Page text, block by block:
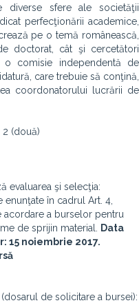
sfere ale societăţii
perfecţionării academice,
pe o temă românească,
doctorat, cât şi cercetători
o comisie independentă de
care trebuie să conţină,
coordonatorului lucrării de
2 (două)
evaluarea şi selecţia:
în cadrul Art. 4,
acordare a burselor pentru
de sprijin material.
Data
15 noiembrie 2017.
de solicitare a bursei):